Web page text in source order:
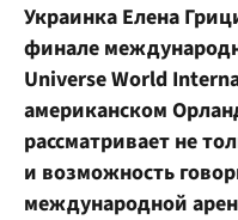
Украинка Елена
финале
Universe World
американском
рассматривает не
и возможность
международной